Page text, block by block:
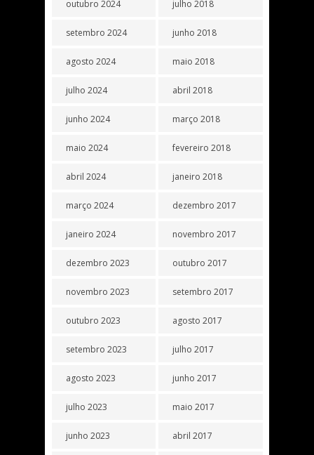
outubro 2024
setembro 2024
agosto 2024
julho 2024
junho 2024
maio 2024
abril 2024
março 2024
janeiro 2024
dezembro 2023
novembro 2023
outubro 2023
setembro 2023
agosto 2023
julho 2023
junho 2023
julho 2018
junho 2018
maio 2018
abril 2018
março 2018
fevereiro 2018
janeiro 2018
dezembro 2017
novembro 2017
outubro 2017
setembro 2017
agosto 2017
julho 2017
junho 2017
maio 2017
abril 2017